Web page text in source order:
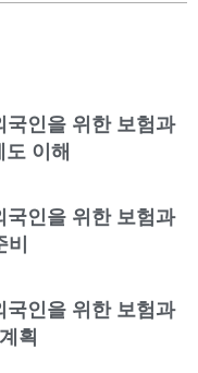
인을 위한 보험과
이해
인을 위한 보험과
인을 위한 보험과
획